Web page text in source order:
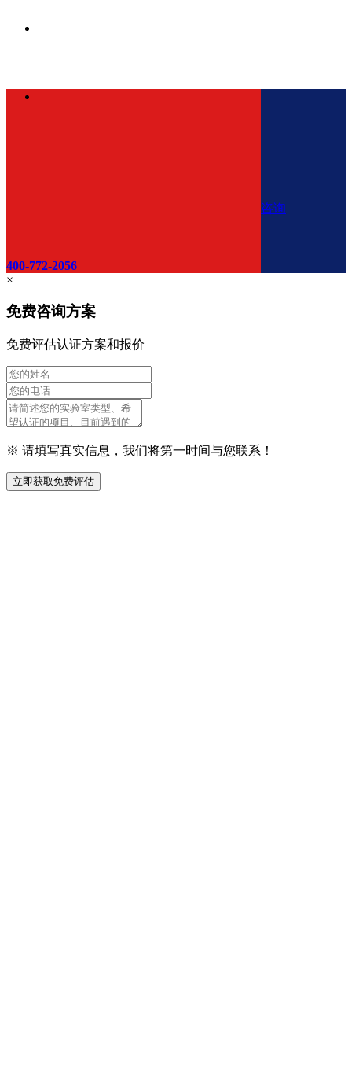
400-772-2056
咨询
×
免费咨询方案
免费评估认证方案和报价
※ 请填写真实信息，我们将第一时间与您联系！
立即获取免费评估